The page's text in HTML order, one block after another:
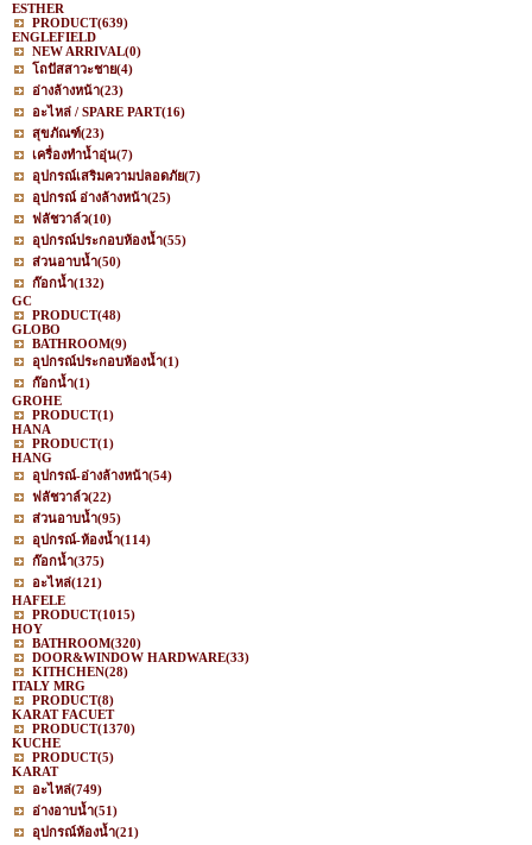
ESTHER
PRODUCT(639)
ENGLEFIELD
NEW ARRIVAL(0)
โถปัสสาวะชาย(4)
อ่างล้างหน้า(23)
อะไหล่ / SPARE PART(16)
สุขภัณฑ์(23)
เครื่องทำน้ำอุ่น(7)
อุปกรณ์เสริมความปลอดภัย(7)
อุปกรณ์ อ่างล้างหน้า(25)
ฟลัชวาล์ว(10)
อุปกรณ์ประกอบห้องน้ำ(55)
ส่วนอาบน้ำ(50)
ก๊อกน้ำ(132)
GC
PRODUCT(48)
GLOBO
BATHROOM(9)
อุปกรณ์ประกอบห้องน้ำ(1)
ก๊อกน้ำ(1)
GROHE
PRODUCT(1)
HANA
PRODUCT(1)
HANG
อุปกรณ์-อ่างล้างหน้า(54)
ฟลัชวาล์ว(22)
ส่วนอาบน้ำ(95)
อุปกรณ์-ห้องน้ำ(114)
ก๊อกน้ำ(375)
อะไหล่(121)
HAFELE
PRODUCT(1015)
HOY
BATHROOM(320)
DOOR&WINDOW HARDWARE(33)
KITHCHEN(28)
ITALY MRG
PRODUCT(8)
KARAT FACUET
PRODUCT(1370)
KUCHE
PRODUCT(5)
KARAT
อะไหล่(749)
อ่างอาบน้ำ(51)
อุปกรณ์ห้องน้ำ(21)